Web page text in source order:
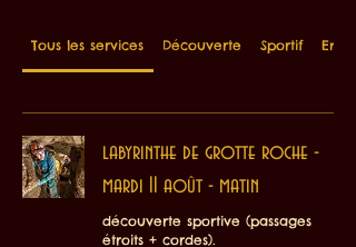
Tous les services Découverte Sportif
labyrinthe de grotte roche -
mardi 11 août - matin
découverte sportive (passages
étroits + cordes).